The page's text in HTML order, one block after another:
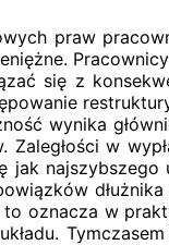
praw
się z
wynika
w
najszybszego
oznacza w